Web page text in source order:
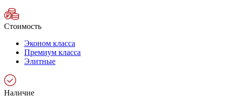
Стоимость
Эконом класса
Премиум класса
Элитные
Наличие